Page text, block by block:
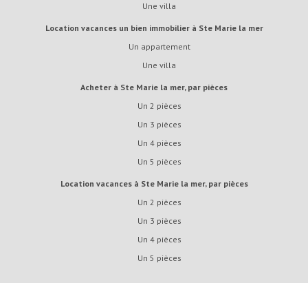
Une villa
Location vacances un bien immobilier à Ste Marie la mer
Un appartement
Une villa
Acheter à Ste Marie la mer, par pièces
Un 2 pièces
Un 3 pièces
Un 4 pièces
Un 5 pièces
Location vacances à Ste Marie la mer, par pièces
Un 2 pièces
Un 3 pièces
Un 4 pièces
Un 5 pièces